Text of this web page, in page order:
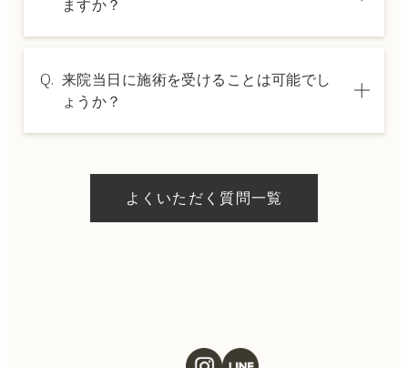
セリングでご案内いたします。
ますか？
した分割払いも可能です。詳細は受付スタッ
フにお問い合わせください。
Q. 来院当日に施術を受けることは可能でし
ょうか？
ただける施術もございます。当日の施術をご
希望の場合は、ご予約の際にお気軽にご相談
よくいただく質問一覧